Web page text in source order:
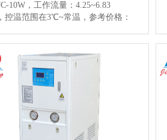
10W，工作流量：4.25~6.83
控温范围在3℃~常温，参考价格：
控机床及各种精密机床的主轴润滑
压传动媒的冷却等，点击查看10HP
制水冷式冷水机图片和更多详情信
【详情】